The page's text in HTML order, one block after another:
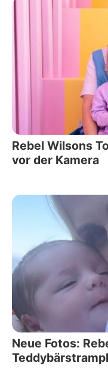
Rebel Wilsons
vor der Kamera
Neue Fotos: